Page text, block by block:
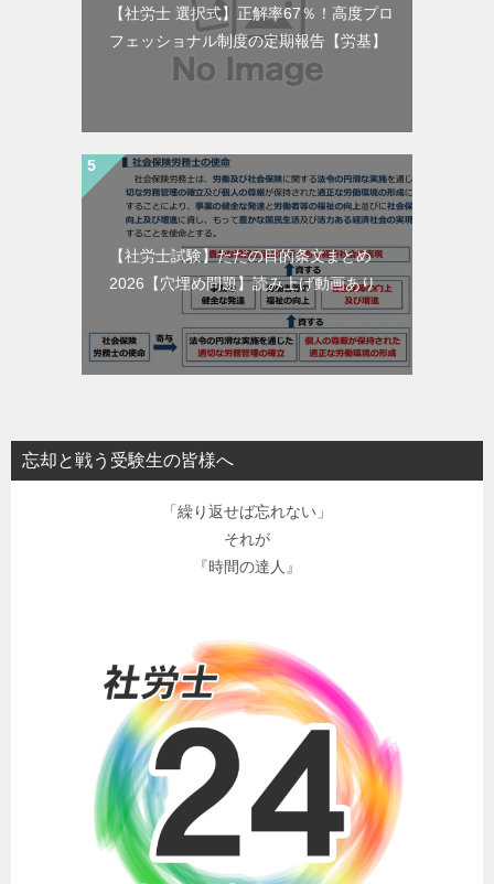
【社労士 選択式】正解率67％！高度プロ
フェッショナル制度の定期報告【労基】
【社労士試験】ただの目的条文まとめ
2026【穴埋め問題】読み上げ動画あり。
忘却と戦う受験生の皆様へ
「繰り返せば忘れない」
それが
『時間の達人』